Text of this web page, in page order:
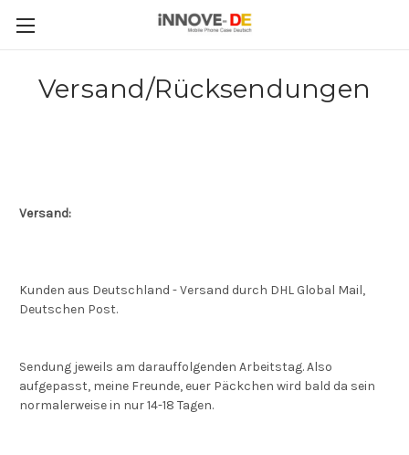
Versand/Rücksendungen
Versand:
Kunden aus Deutschland - Versand durch DHL Global Mail,
Deutschen Post.
Sendung jeweils am darauffolgenden Arbeitstag. Also
aufgepasst, meine Freunde, euer Päckchen wird bald da sein
normalerweise in nur 14-18 Tagen.